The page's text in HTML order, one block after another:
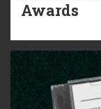
Awards